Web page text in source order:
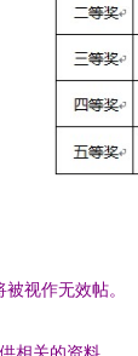
视作无效帖。